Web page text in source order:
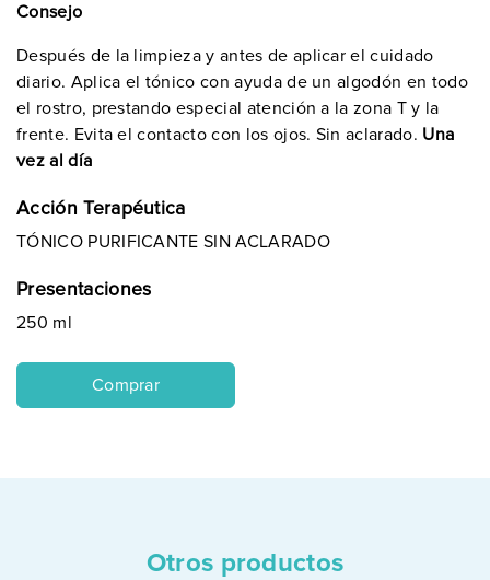
Consejo
Después de la limpieza y antes de aplicar el cuidado
diario. Aplica el tónico con ayuda de un algodón en todo
el rostro, prestando especial atención a la zona T y la
frente. Evita el contacto con los ojos. Sin aclarado. Una
vez al día
Acción Terapéutica
TÓNICO PURIFICANTE SIN ACLARADO
Presentaciones
250 ml
Comprar
Otros productos